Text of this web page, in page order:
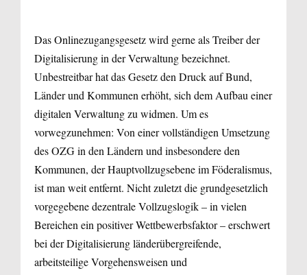
Das Onlinezugangsgesetz wird gerne als Treiber der
Digitalisierung in der Verwaltung bezeichnet.
Unbestreitbar hat das Gesetz den Druck auf Bund,
Länder und Kommunen erhöht, sich dem Aufbau einer
digitalen Verwaltung zu widmen. Um es
vorwegzunehmen: Von einer vollständigen Umsetzung
des OZG in den Ländern und insbesondere den
Kommunen, der Hauptvollzugsebene im Föderalismus,
ist man weit entfernt. Nicht zuletzt die grundgesetzlich
vorgegebene dezentrale Vollzugslogik – in vielen
Bereichen ein positiver Wettbewerbsfaktor – erschwert
bei der Digitalisierung länderübergreifende,
arbeitsteilige Vorgehensweisen und